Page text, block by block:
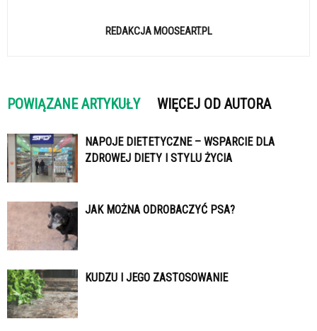
REDAKCJA MOOSEART.PL
POWIĄZANE ARTYKUŁY WIĘCEJ OD AUTORA
NAPOJE DIETETYCZNE – WSPARCIE DLA
ZDROWEJ DIETY I STYLU ŻYCIA
JAK MOŻNA ODROBACZYĆ PSA?
KUDZU I JEGO ZASTOSOWANIE